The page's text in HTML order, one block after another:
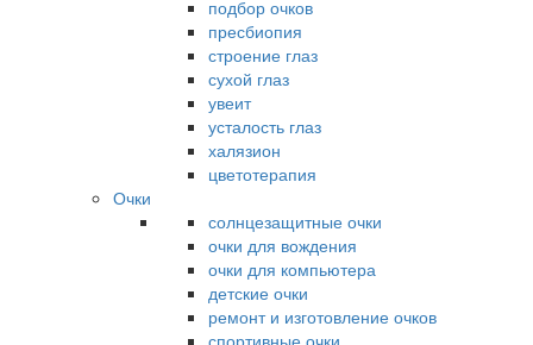
подбор очков
пресбиопия
строение глаз
сухой глаз
увеит
усталость глаз
халязион
цветотерапия
Очки
солнцезащитные очки
очки для вождения
очки для компьютера
детские очки
ремонт и изготовление очков